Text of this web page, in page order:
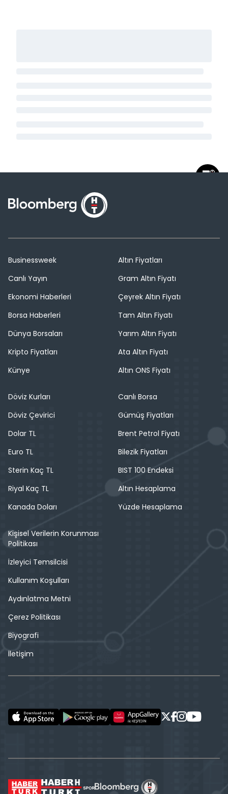
Businessweek
Canlı Yayın
Ekonomi Haberleri
Borsa Haberleri
Dünya Borsaları
Kripto Fiyatları
Künye
Altın Fiyatları
Gram Altın Fiyatı
Çeyrek Altın Fiyatı
Tam Altın Fiyatı
Yarım Altın Fiyatı
Ata Altın Fiyatı
Altın ONS Fiyatı
Döviz Kurları
Döviz Çevirici
Dolar TL
Euro TL
Sterin Kaç TL
Riyal Kaç TL
Kanada Doları
Canlı Borsa
Gümüş Fiyatları
Brent Petrol Fiyatı
Bilezik Fiyatları
BIST 100 Endeksi
Altın Hesaplama
Yüzde Hesaplama
Kişisel Verilerin Korunması
Politikası
İzleyici Temsilcisi
Kullanım Koşulları
Aydınlatma Metni
Çerez Politikası
Biyografi
İletişim